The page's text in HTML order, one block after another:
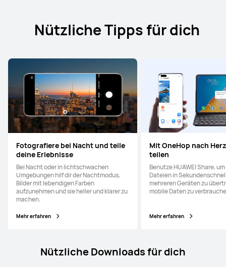
Nützliche Tipps für dich
Fotografiere bei Nacht und teile
deine Erlebnisse
Bei Nacht oder in lichtschwachen
Umgebungen hilf dir der Nachtmodus,
Bilder mit lebendigen Farben
aufzunehmen und sie heller und klarer zu
machen.
Mehr erfahren
Mit OneHop nach
teilen
Benutze HUAWEI Share,
Dateien in
mehreren Geräten zu
mobile Daten zu
Mehr erfahren
Nützliche Downloads für dich